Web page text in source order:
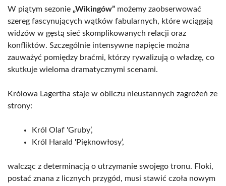
W piątym sezonie „Wikingów” możemy zaobserwować
szereg fascynujących wątków fabularnych, które wciągają
widzów w gęstą sieć skomplikowanych relacji oraz
konfliktów. Szczególnie intensywne napięcie można
zauważyć pomiędzy braćmi, którzy rywalizują o władzę, co
skutkuje wieloma dramatycznymi scenami.
Królowa Lagertha staje w obliczu nieustannych zagrożeń ze
strony:
Król Olaf 'Gruby’,
Król Harald 'Pięknowłosy’,
walcząc z determinacją o utrzymanie swojego tronu. Floki,
postać znana z licznych przygód, musi stawić czoła nowym